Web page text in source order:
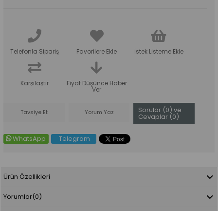
Telefonla Sipariş Favorilere Ekle İstek Listeme Ekle
Karşılaştır Fiyat Düşünce Haber
Ver
Tavsiye Et Yorum Yaz Sorular (0) ve
Cevaplar (0)
WhatsApp Telegram
Ürün Özellikleri
Yorumlar(0)